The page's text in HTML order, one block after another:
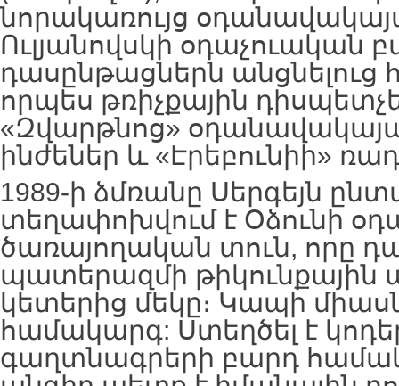
նորակառույց
Ուլյանովսկի օդաչուական
դասընթացներն անցնելուց
որպես թռիչքային
«Զվարթնոց»
ինժեներ և «Էրեբունիի»
1989-ի ձմռանը Սերգեյն
տեղափոխվում է Օձունի
ծառայողական տուն, որը
պատերազմի թիկունքային
կետերից մեկը։ Կապի
համակարգ: Ստեղծել է
գաղտնագրերի բարդ